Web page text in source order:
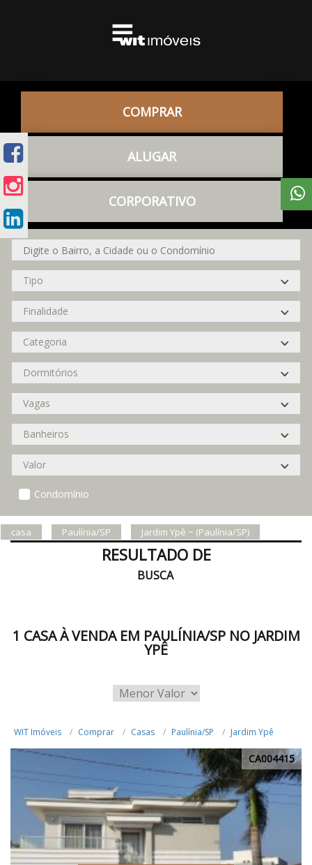
COMPRAR
ALUGAR
CORPORATIVO
Condomínio
casa Paulínia/SP Jardim Ypê ~ (Paulínia/SP)
RESULTADO DE
BUSCA
1 CASA À VENDA EM PAULÍNIA/SP NO JARDIM
YPÊ
WIT Imóveis Comprar Casas Paulínia/SP Jardim Ypê
CA004415